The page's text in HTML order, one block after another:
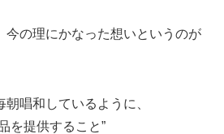
今の理にかなった想いというのが
唱和しているように、
を提供すること”